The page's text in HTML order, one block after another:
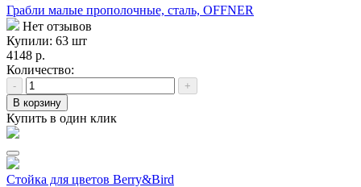
Грабли малые прополочные, сталь, OFFNER
Нет отзывов
Купили: 63 шт
4148 р.
Количество:
-
+
В корзину
Купить в один клик
Стойка для цветов Berry&Bird